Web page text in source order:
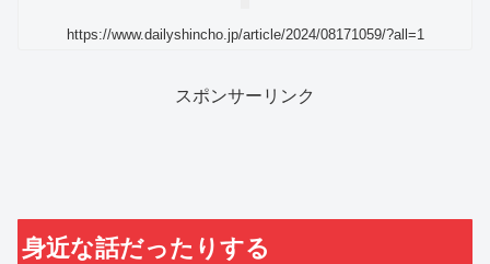
https://www.dailyshincho.jp/article/2024/08171059/?all=1
スポンサーリンク
身近な話だったりする